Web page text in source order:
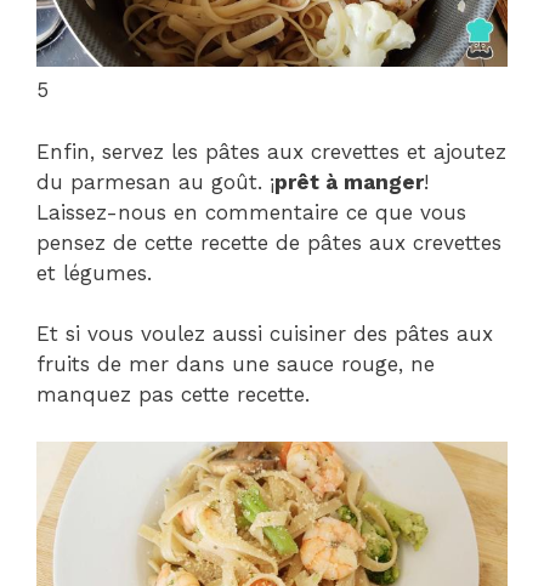
5
Enfin, servez les pâtes aux crevettes et ajoutez
du parmesan au goût. ¡prêt à manger!
Laissez-nous en commentaire ce que vous
pensez de cette recette de pâtes aux crevettes
et légumes.
Et si vous voulez aussi cuisiner des pâtes aux
fruits de mer dans une sauce rouge, ne
manquez pas cette recette.